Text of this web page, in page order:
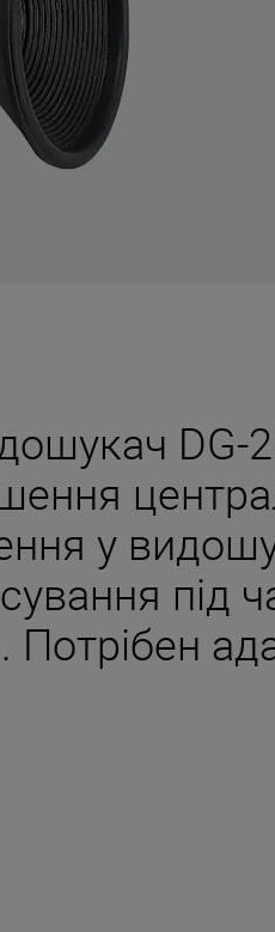
DG-
у
під